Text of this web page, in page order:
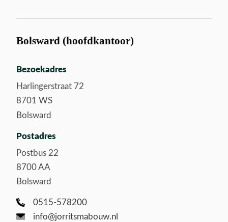
Bolsward (hoofdkantoor)
Bezoekadres
Harlingerstraat 72
8701 WS
Bolsward
Postadres
Postbus 22
8700 AA
Bolsward
0515-578200
info@jorritsmabouw.nl